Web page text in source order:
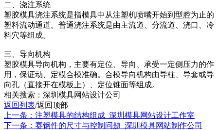
二、浇注系统
塑胶模具浇注系统是指模具中从注塑机喷嘴开始到型腔为止的
塑料流动通道。普通浇注系统是由主流道、分流道、浇口、冷
料穴等组成。
三、导向机构
塑胶模具导向机构，主要有定位、导向、承受一定侧压力的作
用，保证动、定模合模准确。合模导向机构由导柱、导套或导
向孔（直接开在模板上）、定位锥面等组成。
相关搜索：深圳模具网站设计公司
返回列表/返回顶部
上一条：注塑模具的结构组成_深圳模具网站设计工作室
下一条：赛钢件的尺寸与控制问题_深圳模具网站制作公司